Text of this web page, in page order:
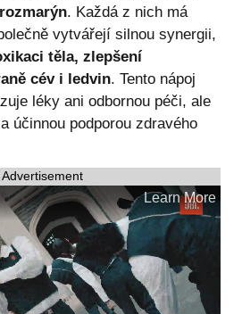
. Každá z nich má
vytvářejí silnou synergii,
těla, zlepšení
cév i ledvin. Tento nápoj
léky ani odbornou péči, ale
účinnou podporou zdravého
Advertisement